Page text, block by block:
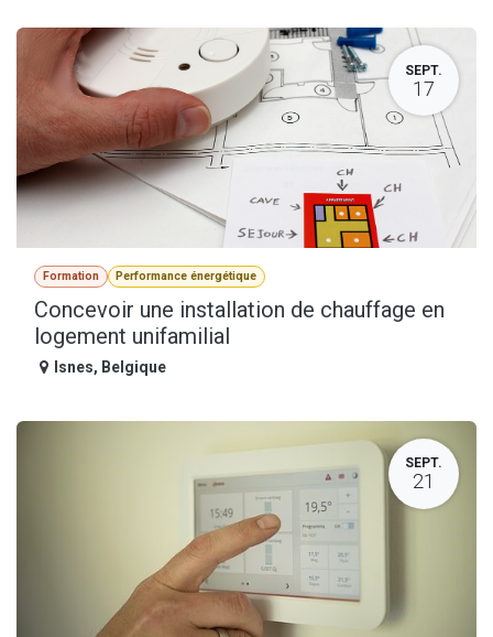
SEPT.
17
Formation Performance énergétique
Concevoir une installation de chauffage en
logement unifamilial
Isnes, Belgique
SEPT.
21